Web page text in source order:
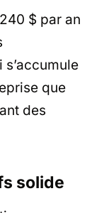
$ par an
que
des
solide